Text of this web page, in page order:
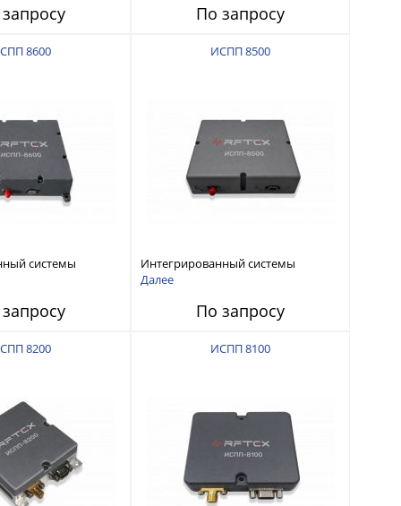
По запросу
8600
системы
помех RFТех
ИСПП 8500
Интегрированный системы
защиты от ГНСС-помех RFТех
Далее
По запросу
8200 ИСПП 8100